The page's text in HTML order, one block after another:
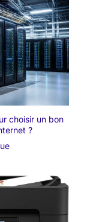
choisir un bon
?